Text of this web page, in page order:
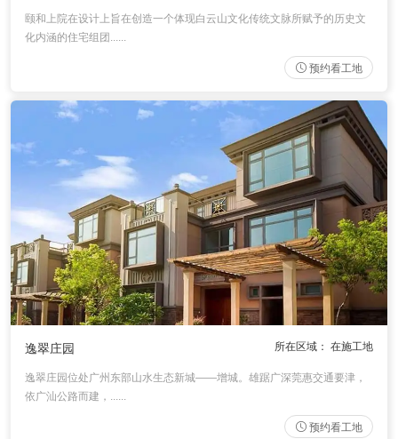
颐和上院在设计上旨在创造一个体现白云山文化传统文脉所赋予的历史文
化内涵的住宅组团......
预约看工地
逸翠庄园 所在区域： 在施工地
逸翠庄园位处广州东部山水生态新城——增城。雄踞广深莞惠交通要津，
依广汕公路而建，......
预约看工地